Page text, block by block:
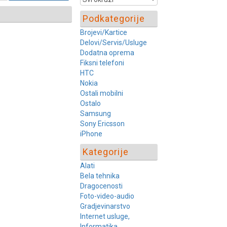
Podkategorije
Brojevi/Kartice
Delovi/Servis/Usluge
Dodatna oprema
Fiksni telefoni
HTC
Nokia
Ostali mobilni
Ostalo
Samsung
Sony Ericsson
iPhone
Kategorije
Alati
Bela tehnika
Dragocenosti
Foto-video-audio
Gradjevinarstvo
Internet usluge,